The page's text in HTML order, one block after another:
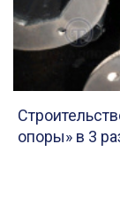
опоры» в 3